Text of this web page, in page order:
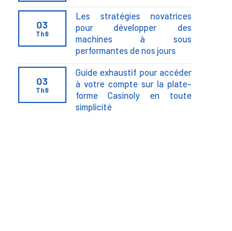
03
Th8
Les stratégies novatrices
pour développer des
machines à sous
performantes de nos jours
03
Th8
Guide exhaustif pour accéder
à votre compte sur la plate-
forme Casinoly en toute
simplicité